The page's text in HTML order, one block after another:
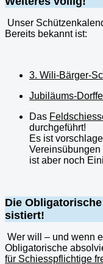
Unser
Bereits bekannt ist:
3. Wili-Bärger-
Jubiläums-
Das
durchgeführt!
Es istvorschlage
ist aber noch E
Die
sistiert!
Wer will – und wenn
Obligatorische
für Schiesspflichtige